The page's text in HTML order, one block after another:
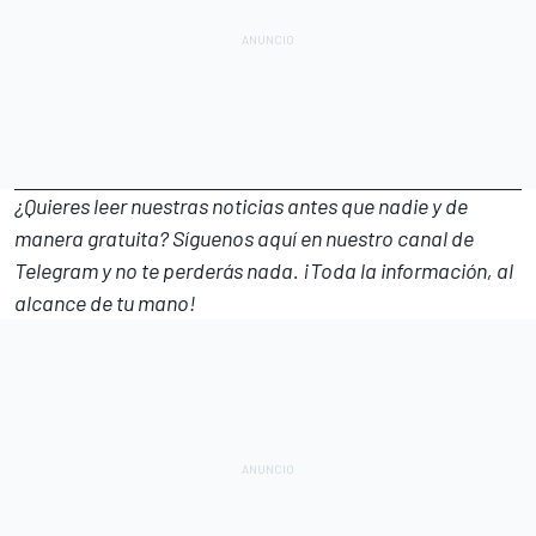
¿Quieres leer nuestras noticias antes que nadie y de
manera gratuita? Síguenosaquí en nuestro canal de
Telegramy no te perderás nada. ¡Toda la información, al
alcance de tu mano!